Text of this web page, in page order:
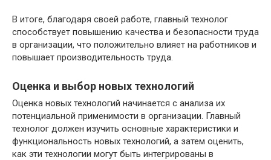
В итоге, благодаря своей работе, главный технолог
способствует повышению качества и безопасности труда
в организации, что положительно влияет на работников и
повышает производительность труда.
Оценка и выбор новых технологий
Оценка новых технологий начинается с анализа их
потенциальной применимости в организации. Главный
технолог должен изучить основные характеристики и
функциональность новых технологий, а затем оценить,
как эти технологии могут быть интегрированы в